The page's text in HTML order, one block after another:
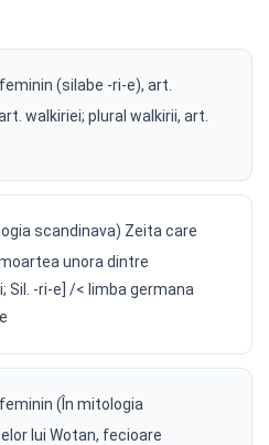
(silabe -ri-e), art.
walkiriei; plural walkirii, art.
scandinava) Zeita care
unora dintre
Sil. -ri-e] /< limba germana
(În mitologia
lui Wotan, fecioare